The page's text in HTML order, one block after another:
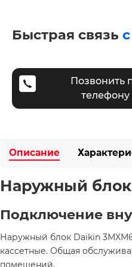
Быстрая связь
Позвонить
телефону
Описание
Наружный
Подключение
Наружный блок Daikin
кассетные. Общая
помещений. ​